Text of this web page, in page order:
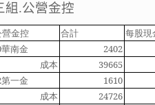
組.公營金控
營金控 合計 每股現
華南金 2402
成本
39665
第一金 1610
成本
24726